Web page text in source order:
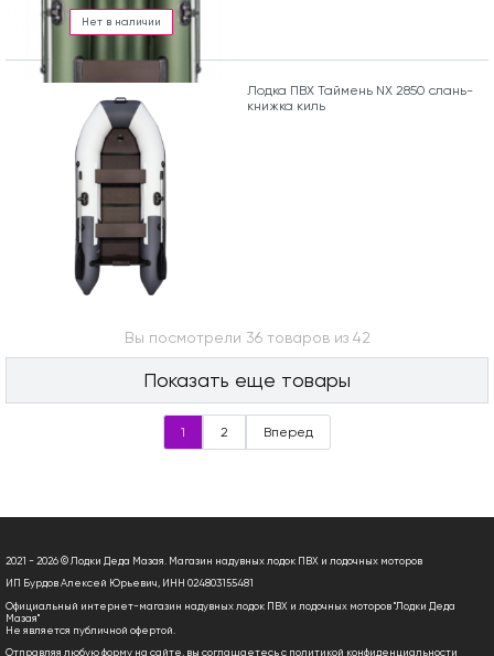
Нет в наличии
Лодка ПВХ Таймень NX 2850 слань-
книжка киль
Вы посмотрели 36 товаров из 42
Показать еще товары
1 2 Вперед
2021 - 2026 © Лодки Деда Мазая. Магазин надувных лодок ПВХ и лодочных моторов
ИП Бурдов Алексей Юрьевич, ИНН 024803155481
Официальный интернет-магазин надувных лодок ПВХ и лодочных моторов "Лодки Деда
Мазая"
Не является публичной офертой.
Отправляя любую форму на сайте, вы соглашаетесь с политикой конфиденциальности